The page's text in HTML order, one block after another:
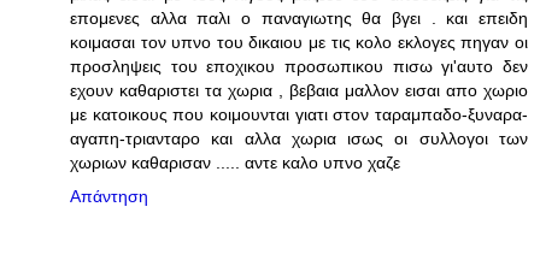
επομενες αλλα παλι ο παναγιωτης θα βγει . και επειδη
κοιμασαι τον υπνο του δικαιου με τις κολο εκλογες πηγαν οι
προσληψεις του εποχικου προσωπικου πισω γι'αυτο δεν
εχουν καθαριστει τα χωρια , βεβαια μαλλον εισαι απο χωριο
με κατοικους που κοιμουνται γιατι στον ταραμπαδο-ξυναρα-
αγαπη-τριανταρο και αλλα χωρια ισως οι συλλογοι των
χωριων καθαρισαν ..... αντε καλο υπνο χαζε
Απάντηση